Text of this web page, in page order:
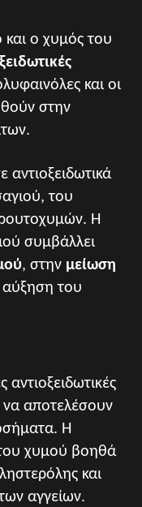
ο χυμός του
και οι
στην
αντιοξειδωτικά
του
Η
συμβάλλει
, στην μείωση
αύξηση του
να αποτελέσουν
Η
χυμού βοηθά
και
αγγείων.